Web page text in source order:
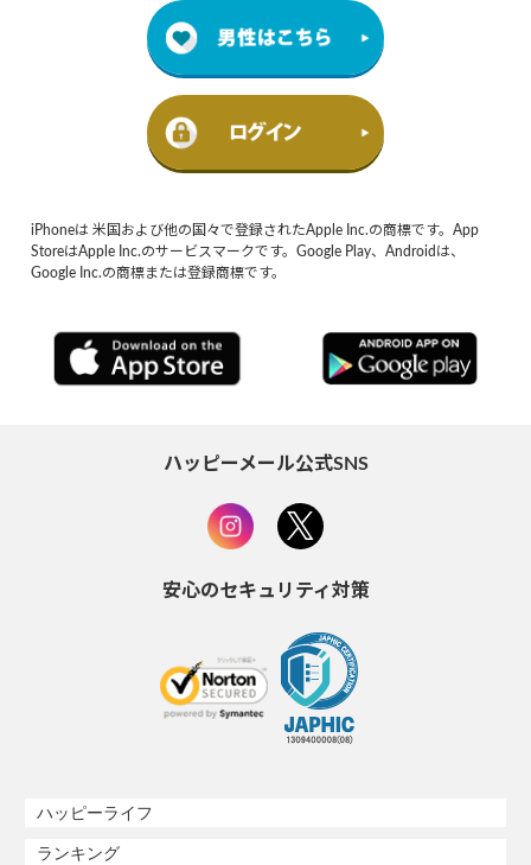
iPhoneは 米国および他の国々で登録されたApple Inc.の商標です。App
StoreはApple Inc.のサービスマークです。Google Play、Androidは、
Google Inc.の商標または登録商標です。
ハッピーメール公式SNS
安心のセキュリティ対策
ハッピーライフ
ランキング